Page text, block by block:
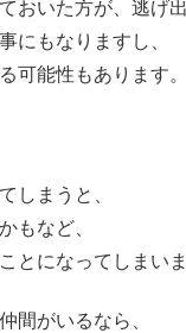
おいた方が、逃げ出
にもなりますし、
可能性もあります。
しまうと、
もなど、
とになってしまいま
間がいるなら、